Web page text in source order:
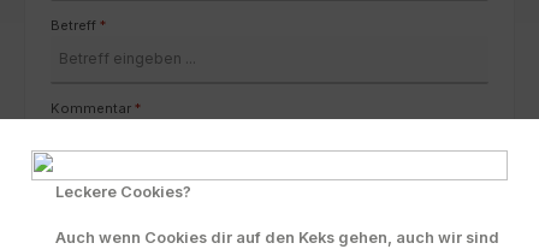
Betreff *
Kommentar *
Leckere Cookies?
Auch wenn Cookies dir auf den Keks gehen, auch wir sind